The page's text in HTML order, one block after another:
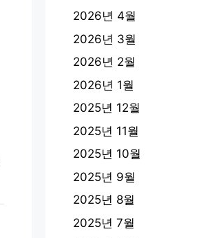
2026년 4월
2026년 3월
2026년 2월
2026년 1월
2025년 12월
2025년 11월
2025년 10월
2025년 9월
2025년 8월
2025년 7월